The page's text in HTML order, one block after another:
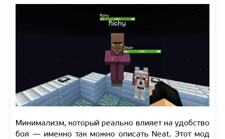
Минимализм, который реально влияет на удобство
боя — именно так можно описать Neat. Этот мод